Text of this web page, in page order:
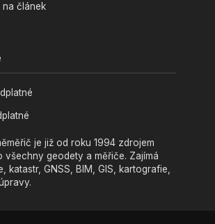
na článek
je již od roku 1994 zdrojem
všechny geodety a měřiče. Zajímá
katastr, GNSS, BIM, GIS, kartografie,